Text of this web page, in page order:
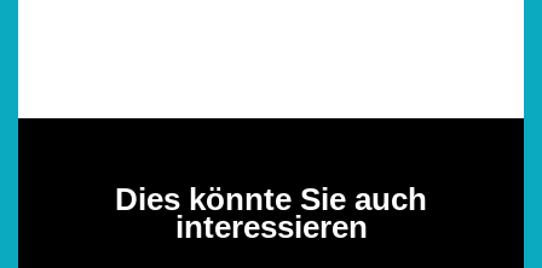
Dies könnte Sie auch
interessieren